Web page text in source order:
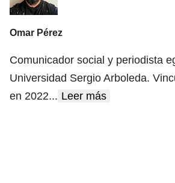
Omar Pérez
Comunicador social y periodista
Universidad Sergio Arboleda.
en 2022... Leer más